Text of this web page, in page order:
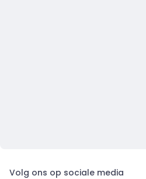
Volg ons op sociale media